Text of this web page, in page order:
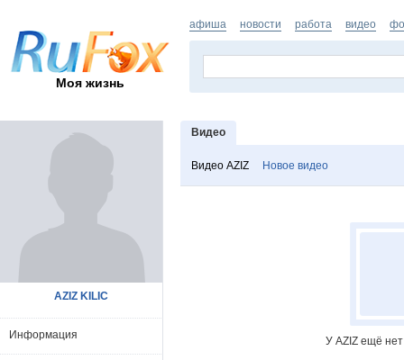
Моя жизнь
афиша новости работа видео
Видео
Видео AZIZ Новое видео
У AZIZ ещё
AZIZ KILIC
Информация